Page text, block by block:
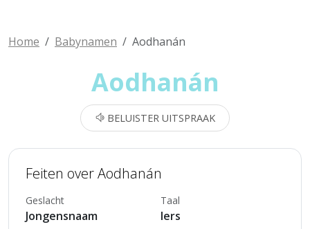
Home Babynamen Aodhanán
Aodhanán
BELUISTER UITSPRAAK
Feiten over Aodhanán
Geslacht
Jongensnaam
Taal
Iers